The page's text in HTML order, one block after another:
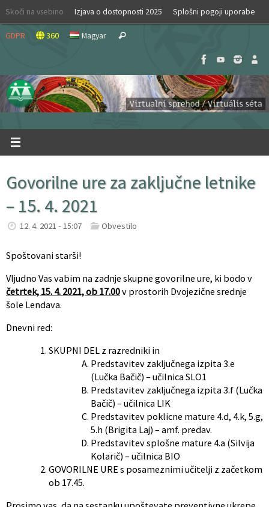
Skip
content
Skoči na vsebino Izjava o dostopnosti 2025 Splošni pogoji uporabe
GDPR 360 Magyar Search
Govorilne ure za zaključne letnike
– 15. 4. 2021
12. 4. 2021 - 15:07 Obvestilo
Spoštovani starši!
Vljudno Vas vabim na zadnje skupne govorilne ure, ki bodo v
četrtek, 15. 4. 2021, ob 17.00v prostorih Dvojezične srednje
šole Lendava.
Dnevni red:
SKUPNI DEL z razredniki in
Predstavitev zaključnega izpita 3.e
(Lučka Bačič) – učilnica SLO1
Predstavitev zaključnega izpita 3.f (Lučka
Bačič) – učilnica LIK
Predstavitev poklicne mature 4.d, 4.k, 5.g,
5.h (Brigita Laj) – amf. predav.
Predstavitev splošne mature 4.a (Silvija
Kolarič) – učilnica BIO
GOVORILNE URE s posameznimi učitelji z začetkom
ob 17.45.